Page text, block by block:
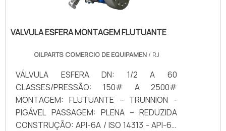
VALVULA ESFERA MONTAGEM FLUTUANTE
OILPARTS COMERCIO DE EQUIPAMEN/ RJ
VÁLVULA ESFERA DN: 1/2 A 60
CLASSES/PRESSÃO: 150# A 2500#
MONTAGEM: FLUTUANTE – TRUNNION -
PIGÁVEL PASSAGEM: PLENA – REDUZIDA
CONSTRUÇÃO: API-6A / ISO 14313 - API-6D